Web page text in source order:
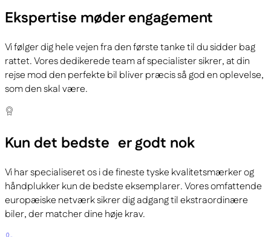
Ekspertise møder engagement
Vi følger dig hele vejen fra den første tanke til du sidder bag
rattet. Vores dedikerede team af specialister sikrer, at din
rejse mod den perfekte bil bliver præcis så god en oplevelse,
som den skal være.
Kun det bedste er godt nok
Vi har specialiseret os i de fineste tyske kvalitetsmærker og
håndplukker kun de bedste eksemplarer. Vores omfattende
europæiske netværk sikrer dig adgang til ekstraordinære
biler, der matcher dine høje krav.